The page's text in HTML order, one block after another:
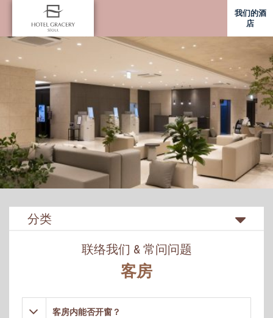
我们的酒
店
分类
联络我们 & 常问问题
客房
客房内能否开窗？